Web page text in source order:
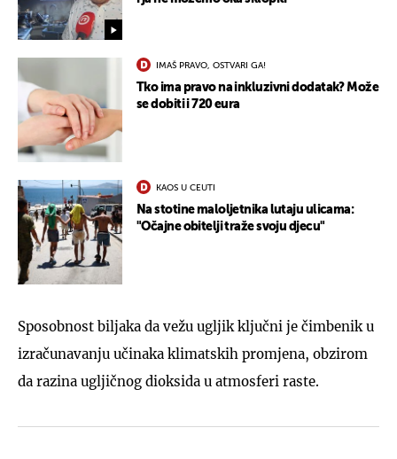
IMAŠ PRAVO, OSTVARI GA!
Tko ima pravo na inkluzivni dodatak? Može
se dobiti i 720 eura
KAOS U CEUTI
Na stotine maloljetnika lutaju ulicama:
"Očajne obitelji traže svoju djecu"
Sposobnost biljaka da vežu ugljik ključni je čimbenik u
izračunavanju učinaka klimatskih promjena, obzirom
da razina ugljičnog dioksida u atmosferi raste.